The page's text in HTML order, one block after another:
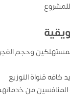
للمشروع
وحجم
كافه قنواة التوزيع
من